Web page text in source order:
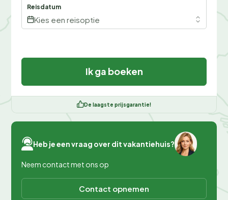
Reisdatum
Kies een reisoptie
Ik ga boeken
De laagste prijsgarantie!
Heb je een vraag over dit vakantiehuis?
Neem contact met ons op
Contact opnemen